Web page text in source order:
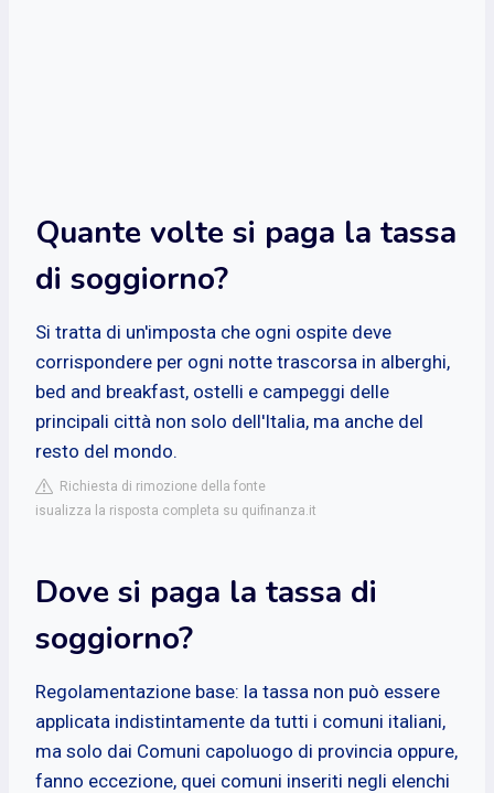
Quante volte si paga la tassa
di soggiorno?
Si tratta di un'imposta che ogni ospite deve
corrispondere per ogni notte trascorsa in alberghi,
bed and breakfast, ostelli e campeggi delle
principali città non solo dell'Italia, ma anche del
resto del mondo.
Richiesta di rimozione della fonte
isualizza la risposta completa su quifinanza.it
Dove si paga la tassa di
soggiorno?
Regolamentazione base: la tassa non può essere
applicata indistintamente da tutti i comuni italiani,
ma solo dai Comuni capoluogo di provincia oppure,
fanno eccezione, quei comuni inseriti negli elenchi